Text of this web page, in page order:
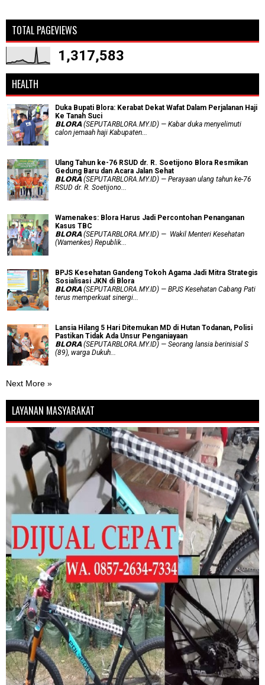
TOTAL PAGEVIEWS
1,317,583
HEALTH
Duka Bupati Blora: Kerabat Dekat Wafat Dalam Perjalanan Haji
Ke Tanah Suci
𝗕𝗟𝗢𝗥𝗔 (SEPUTARBLORA.MY.ID) — Kabar duka menyelimuti
calon jemaah haji Kabupaten...
Ulang Tahun ke-76 RSUD dr. R. Soetijono Blora Resmikan
Gedung Baru dan Acara Jalan Sehat
𝗕𝗟𝗢𝗥𝗔 (SEPUTARBLORA.MY.ID) — Perayaan ulang tahun ke-76
RSUD dr. R. Soetijono...
Wamenakes: Blora Harus Jadi Percontohan Penanganan
Kasus TBC
𝗕𝗟𝗢𝗥𝗔 (SEPUTARBLORA.MY.ID) — Wakil Menteri Kesehatan
(Wamenkes) Republik...
BPJS Kesehatan Gandeng Tokoh Agama Jadi Mitra Strategis
Sosialisasi JKN di Blora
𝗕𝗟𝗢𝗥𝗔 (SEPUTARBLORA.MY.ID) — BPJS Kesehatan Cabang Pati
terus memperkuat sinergi...
Lansia Hilang 5 Hari Ditemukan MD di Hutan Todanan, Polisi
Pastikan Tidak Ada Unsur Penganiayaan
𝗕𝗟𝗢𝗥𝗔 (SEPUTARBLORA.MY.ID) — Seorang lansia berinisial S
(89), warga Dukuh...
Next More »
LAYANAN MASYARAKAT